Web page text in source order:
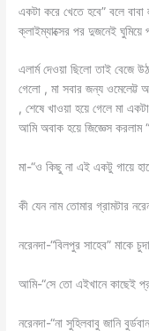
একটা করে খেতে হবে” বলে বাবা
ক্লাইম্যাক্সের পর দুজনেই
এলার্ম দেওয়া ছিলো তাই বেজে
গেলো , মা সবার জন্য ওমেলেট্ট
, শেষে খাওয়া হয়ে গেলে মা
আমি অবাক হয়ে জিজ্ঞেস করলাম
মা-“ও কিছু না এই একটু গায়ে
কী যেন নাম তোমার গ্রামটার
নরেনদা-“বিলপুর সাহেব” মাকে
আমি-“সে তো এইখানে কাছেই
নরেনদা-“না সুহিলবাবু জানি